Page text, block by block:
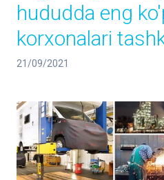
hududda eng
korxonalari
21/09/2021